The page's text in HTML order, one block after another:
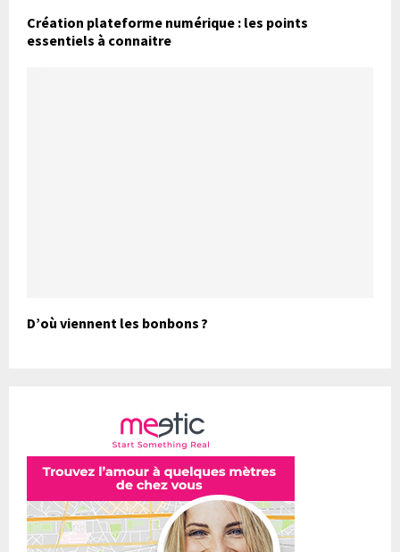
Création plateforme numérique : les points
essentiels à connaitre
D’où viennent les bonbons ?